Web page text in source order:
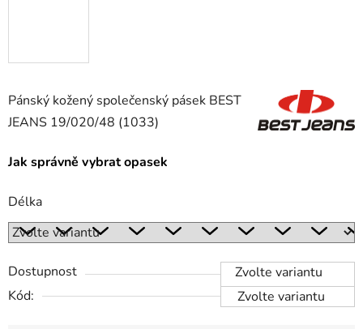
Pánský kožený společenský pásek BEST
JEANS 19/020/48 (1033)
Jak správně vybrat opasek
Délka
Dostupnost
Zvolte variantu
Kód:
Zvolte variantu